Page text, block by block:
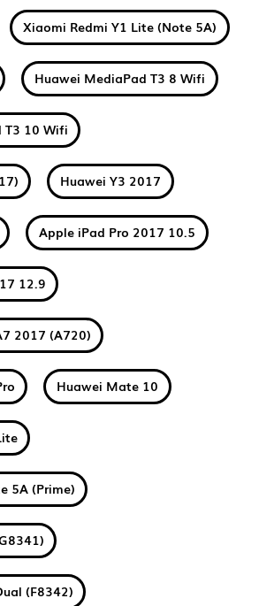
Xiaomi Redmi Y1 Lite (Note 5A)
Huawei MediaPad T3 8 Wifi
T3 10 Wifi
Huawei Y3 2017
Apple iPad Pro 2017 10.5
12.9
2017 (A720)
Huawei Mate 10
5A (Prime)
(F8342)